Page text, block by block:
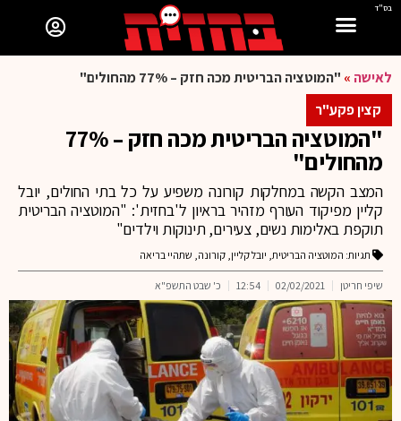
בס"ד
לאישה » "המוטציה הבריטית מכה חזק – 77% מהחולים"
קצין פקע"ר
"המוטציה הבריטית מכה חזק – 77%
מהחולים"
המצב הקשה במחלקות קורונה משפיע על כל בתי החולים, יובל
קליין מפיקוד העורף מזהיר בראיון ל'בחזית': "המוטציה הבריטית
תוקפת באלימות נשים, צעירים, תינוקות וילדים"
תגיות: המוטציה הבריטית, יובל קליין, קורונה, שתהיי בריאה
שיפי חריטן 02/02/2021
12:54 כ' שבט התשפ"א